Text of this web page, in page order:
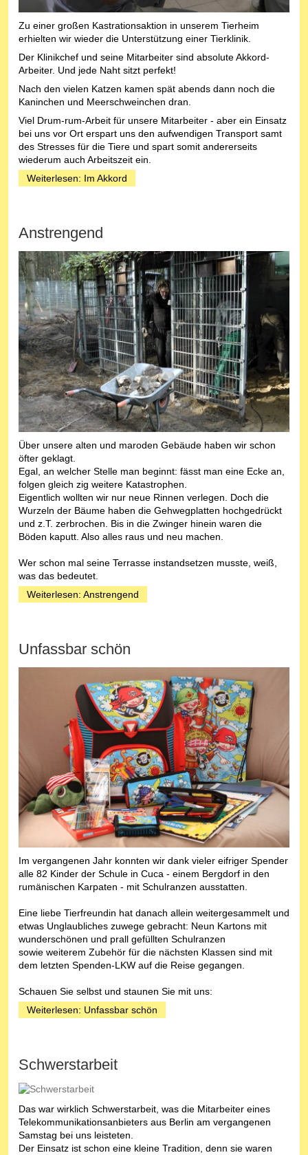
Zu einer großen Kastrationsaktion in unserem Tierheim
erhielten wir wieder die Unterstützung einer Tierklinik.
Der Klinikchef und seine Mitarbeiter sind absolute Akkord-
Arbeiter. Und jede Naht sitzt perfekt!
Nach den vielen Katzen kamen spät abends dann noch die
Kaninchen und Meerschweinchen dran.
Viel Drum-rum-Arbeit für unsere Mitarbeiter - aber ein Einsatz
bei uns vor Ort erspart uns den aufwendigen Transport samt
des Stresses für die Tiere und spart somit andererseits
wiederum auch Arbeitszeit ein.
Weiterlesen: Im Akkord
Anstrengend
Über unsere alten und maroden Gebäude haben wir schon
öfter geklagt.
Egal, an welcher Stelle man beginnt: fässt man eine Ecke an,
folgen gleich zig weitere Katastrophen.
Eigentlich wollten wir nur neue Rinnen verlegen. Doch die
Wurzeln der Bäume haben die Gehwegplatten hochgedrückt
und z.T. zerbrochen. Bis in die Zwinger hinein waren die
Böden kaputt. Also alles raus und neu machen.
Wer schon mal seine Terrasse instandsetzen musste, weiß,
was das bedeutet.
Weiterlesen: Anstrengend
Unfassbar schön
Im vergangenen Jahr konnten wir dank vieler eifriger Spender
alle 82 Kinder der Schule in Cuca - einem Bergdorf in den
rumänischen Karpaten - mit Schulranzen ausstatten.
Eine liebe Tierfreundin hat danach allein weitergesammelt und
etwas Unglaubliches zuwege gebracht: Neun Kartons mit
wunderschönen und prall gefüllten Schulranzen
sowie weiterem Zubehör für die nächsten Klassen sind mit
dem letzten Spenden-LKW auf die Reise gegangen.
Schauen Sie selbst und staunen Sie mit uns:
Weiterlesen: Unfassbar schön
Schwerstarbeit
Das war wirklich Schwerstarbeit, was die Mitarbeiter eines
Telekommunikationsanbieters aus Berlin am vergangenen
Samstag bei uns leisteten.
Der Einsatz ist schon eine kleine Tradition, denn sie waren